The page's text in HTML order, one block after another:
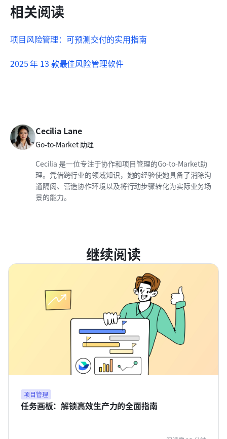
相关阅读
项目风险管理：可预测交付的实用指南
2025 年 13 款最佳风险管理软件
Cecilia Lane
Go-to-Market 助理
Cecilia 是一位专注于协作和项目管理的Go-to-Market助
理。凭借跨行业的领域知识，她的经验使她具备了消除沟
通隔阂、营造协作环境以及将行动步骤转化为实际业务场
景的能力。
继续阅读
项目管理
任务画板：解锁高效生产力的全面指南